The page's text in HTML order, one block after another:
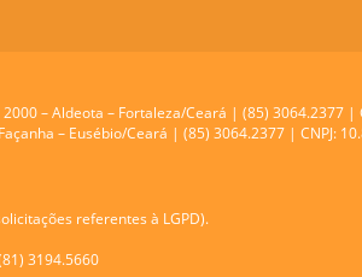
– Aldeota – Fortaleza/Ceará | (85) 3064.2377 |
– Eusébio/Ceará | (85) 3064.2377 | CNPJ:
referentes à LGPD).
3194.5660